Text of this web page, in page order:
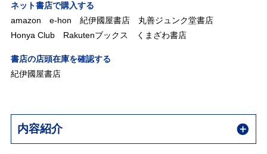
ネット書店で購入する
amazon
e-hon 紀伊國屋書店
丸善ジュンク堂書店
Honya Club
Rakutenブックス くまざわ書店
書店の店頭在庫を確認する
紀伊國屋書店
内容紹介